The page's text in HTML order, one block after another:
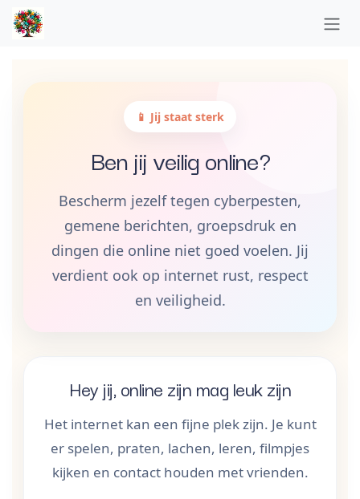
Overslaan naar inhoud
📱 Jij staat sterk
Ben jij veilig online?
Bescherm jezelf tegen cyberpesten,
gemene berichten, groepsdruk en
dingen die online niet goed voelen. Jij
verdient ook op internet rust, respect
en veiligheid.
Hey jij, online zijn mag leuk zijn
Het internet kan een fijne plek zijn. Je kunt
er spelen, praten, lachen, leren, filmpjes
kijken en contact houden met vrienden.